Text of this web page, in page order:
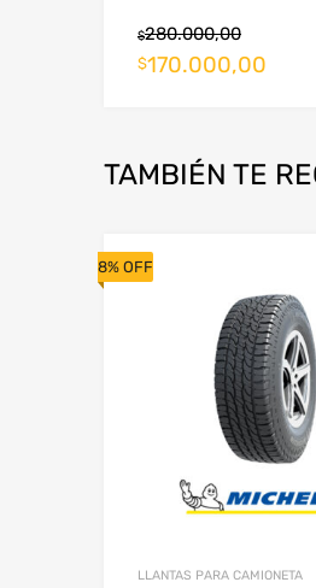
TAMBIÉN TE
8% OFF
LLANTAS PARA CAMIONETA
$280.000,00
$170.000,00